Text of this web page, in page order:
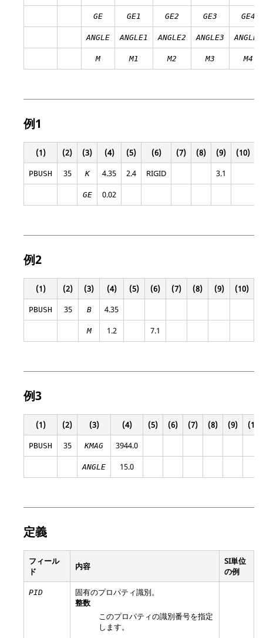
GE GE1 GE2 GE3 GE4
ANGLE ANGLE1 ANGLE2 ANGLE3 ANGLE4
M M1 M2 M3 M4
例1
(1) (2) (3) (4) (5) (6) (7) (8) (9) (10)
PBUSH 35 K 4.35 2.4 RIGID 3.1
GE 0.02
例2
(1) (2) (3) (4) (5) (6) (7) (8) (9) (10)
PBUSH 35 B 4.35
M 1.2 7.1
例3
(1) (2) (3) (4) (5) (6) (7) (8) (9) (10)
PBUSH 35 KMAG 3944.0
ANGLE 15.0
定義
フィール
ド
内容
SI単位
の例
PID
固有のプロパティ識別。
整数
このプロパティの識別番号を指定
します。